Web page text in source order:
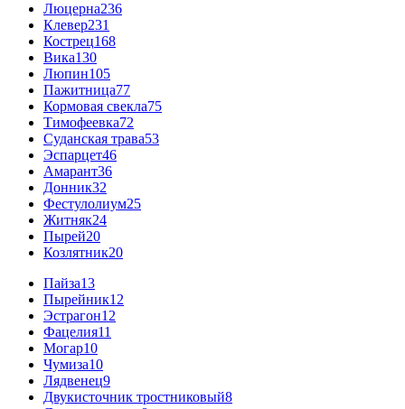
Люцерна236
Клевер231
Кострец168
Вика130
Люпин105
Пажитница77
Кормовая свекла75
Тимофеевка72
Суданская трава53
Эспарцет46
Амарант36
Донник32
Фестулолиум25
Житняк24
Пырей20
Козлятник20
Пайза13
Пырейник12
Эстрагон12
Фацелия11
Могар10
Чумиза10
Лядвенец9
Двукисточник тростниковый8